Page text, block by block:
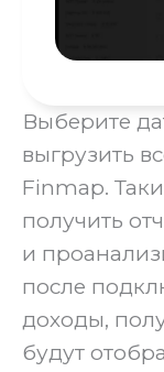
Выберите
выгрузить
Finmap.
получить
и
после
доходы,
будут